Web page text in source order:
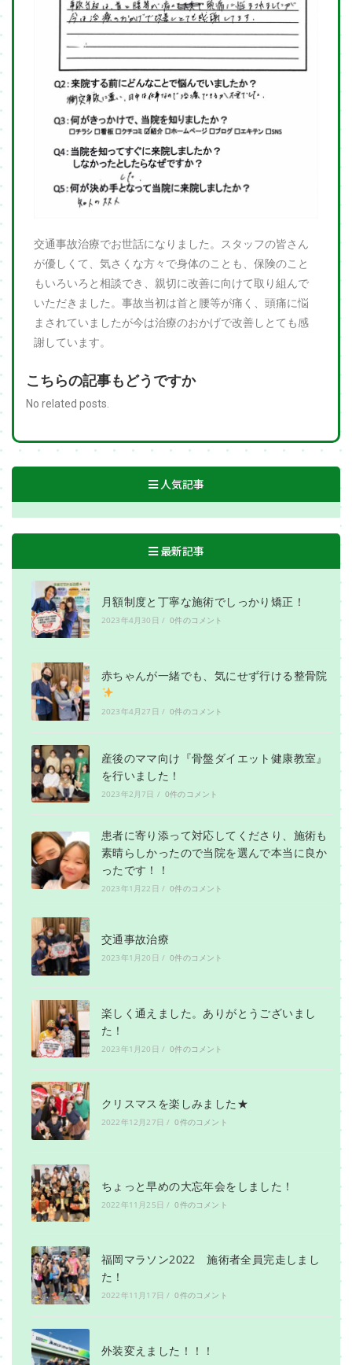
交通事故治療でお世話になりました。スタッフの皆さん
が優しくて、気さくな方々で身体のことも、保険のこと
もいろいろと相談でき、親切に改善に向けて取り組んで
いただきました。事故当初は首と腰等が痛く、頭痛に悩
まされていましたが今は治療のおかげで改善しとても感
謝しています。
こちらの記事もどうですか
No related posts.
人気記事
最新記事
月額制度と丁寧な施術でしっかり矯正！
2023年4月30日 / 0件のコメント
赤ちゃんが一緒でも、気にせず行ける整骨院
2023年4月27日 / 0件のコメント
産後のママ向け『骨盤ダイエット健康教室』
を行いました！
2023年2月7日 / 0件のコメント
患者に寄り添って対応してくださり、施術も
素晴らしかったので当院を選んで本当に良か
ったです！！
2023年1月22日 / 0件のコメント
交通事故治療
2023年1月20日 / 0件のコメント
楽しく通えました。ありがとうございまし
た！
2023年1月20日 / 0件のコメント
クリスマスを楽しみました★
2022年12月27日 / 0件のコメント
ちょっと早めの大忘年会をしました！
2022年11月25日 / 0件のコメント
福岡マラソン2022 施術者全員完走しまし
た！
2022年11月17日 / 0件のコメント
外装変えました！！！